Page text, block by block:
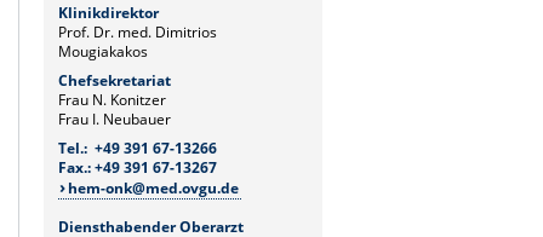
Klinikdirektor
Prof. Dr. med. Dimitrios
Mougiakakos
Chefsekretariat
Frau N. Konitzer
Frau I. Neubauer
Tel.: +49 391 67-13266
Fax.: +49 391 67-13267
hem-onk@med.ovgu.de
Diensthabender Oberarzt